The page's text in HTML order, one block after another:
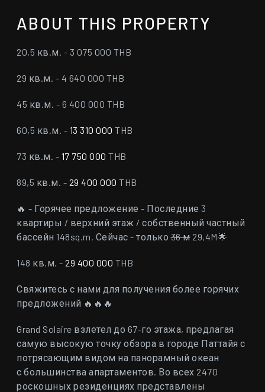
ABOUT THIS PROPERTY
20,5 кв.м. - 3 075 000 THB
29 кв.м. - 4 640 000 THB
45 кв.м. - 6 400 000 THB
60,5 кв.м. - 13 310 000 THB
73 кв.м. - 17 750 000 THB
89,5 кв.м. - 29 400 000 THB
🔥 - Горячее предложение - Последние 3
квартиры / верхний этаж / собственный частный
бассейн 148sq.m. Сейчас - только36 м29,4M🌟
148 кв.м. - 29 400 000 THB
Свяжитесь с нами для получения более горячих
предложений 🔥🔥🔥
Grand Solaire взлетел до 67-го этажа, предлагая
самую высокую точку обзора в городе Паттайя с
потрясающим видом на панорамный океан
с большинства апартаментов. Во всех 2470
роскошных резиденциях представлены